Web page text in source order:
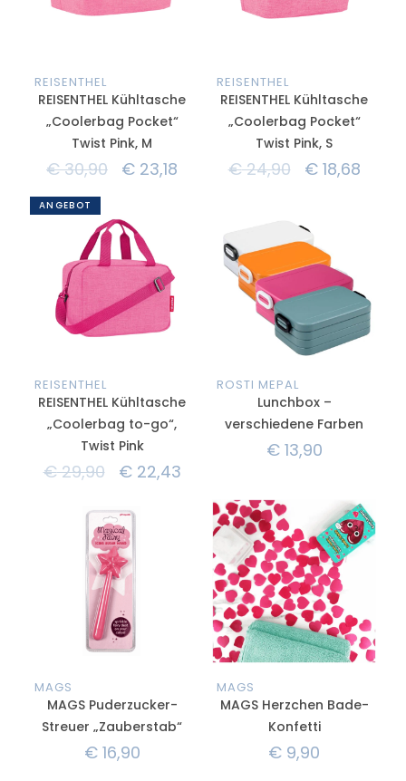
REISENTHEL
REISENTHEL Kühltasche
„Coolerbag Pocket“
Twist Pink, M
€30,90 € 23,18
REISENTHEL
REISENTHEL Kühltasche
„Coolerbag Pocket“
Twist Pink, S
€24,90 €18,68
ANGEBOT
REISENTHEL
REISENTHEL Kühltasche
„Coolerbag to-go“,
Twist Pink
€29,90 €22,43
ROSTI MEPAL
Lunchbox –
verschiedene Farben
€13,90
MAGS
MAGS Puderzucker-
Streuer „Zauberstab“
€16,90
MAGS
MAGS Herzchen Bade-
Konfetti
€ 9,90